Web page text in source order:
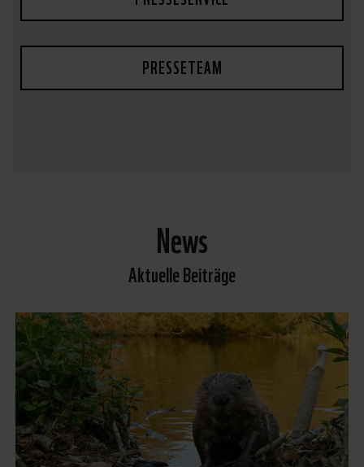
PRESSETEAM
News
Aktuelle Beiträge